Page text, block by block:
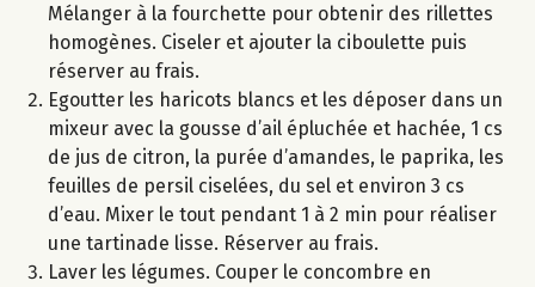
Mélanger à la fourchette pour obtenir des rillettes
homogènes. Ciseler et ajouter la ciboulette puis
réserver au frais.
Egoutter les haricots blancs et les déposer dans un
mixeur avec la gousse d’ail épluchée et hachée, 1 cs
de jus de citron, la purée d’amandes, le paprika, les
feuilles de persil ciselées, du sel et environ 3 cs
d’eau. Mixer le tout pendant 1 à 2 min pour réaliser
une tartinade lisse. Réserver au frais.
Laver les légumes. Couper le concombre en